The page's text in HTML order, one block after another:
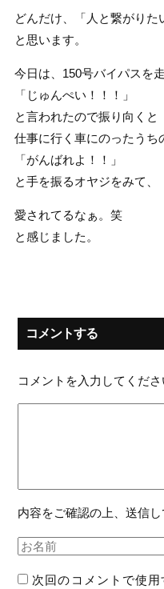
どんだけ、「人と繋がりた
と思います。
今日は、150号バイパスを
「じゅんぺい！！！」
と言われたので振り向くと
仕事に行く車にのったうち
「がんばれよ！！」
と手を振るオヤジをみて、
愛されてるなぁ。笑
と感じました。
コメントする
コメントを入力してくださ
内容をご確認の上、送信し
次回のコメントで使